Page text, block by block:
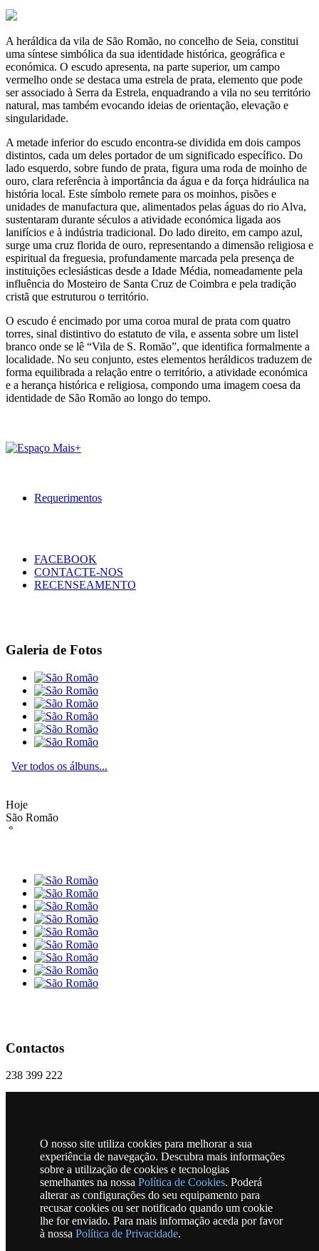
O nosso site utiliza cookies para melhorar a sua
experiência de navegação. Descubra mais informações
sobre a utilização de cookies e tecnologias
semelhantes na nossa Política de Cookies. Poderá
alterar as configurações do seu equipamento para
recusar cookies ou ser notificado quando um cookie
lhe for enviado. Para mais informação aceda por favor
à nossa Política de Privacidade.
A heráldica da vila de São Romão, no concelho de Seia, constitui
uma síntese simbólica da sua identidade histórica, geográfica e
económica. O escudo apresenta, na parte superior, um campo
vermelho onde se destaca uma estrela de prata, elemento que pode
ser associado à Serra da Estrela, enquadrando a vila no seu território
natural, mas também evocando ideias de orientação, elevação e
singularidade.
A metade inferior do escudo encontra-se dividida em dois campos
distintos, cada um deles portador de um significado específico. Do
lado esquerdo, sobre fundo de prata, figura uma roda de moinho de
ouro, clara referência à importância da água e da força hidráulica na
história local. Este símbolo remete para os moinhos, pisões e
unidades de manufactura que, alimentados pelas águas do rio Alva,
sustentaram durante séculos a atividade económica ligada aos
lanifícios e à indústria tradicional. Do lado direito, em campo azul,
surge uma cruz florida de ouro, representando a dimensão religiosa e
espiritual da freguesia, profundamente marcada pela presença de
instituições eclesiásticas desde a Idade Média, nomeadamente pela
influência do Mosteiro de Santa Cruz de Coimbra e pela tradição
cristã que estruturou o território.
O escudo é encimado por uma coroa mural de prata com quatro
torres, sinal distintivo do estatuto de vila, e assenta sobre um listel
branco onde se lê “Vila de S. Romão”, que identifica formalmente a
localidade. No seu conjunto, estes elementos heráldicos traduzem de
forma equilibrada a relação entre o território, a atividade económica
e a herança histórica e religiosa, compondo uma imagem coesa da
identidade de São Romão ao longo do tempo.
Requerimentos
FACEBOOK
CONTACTE-NOS
RECENSEAMENTO
Galeria de Fotos
Ver todos os álbuns...
Hoje
São Romão
°
Contactos
238 399 222
Horário